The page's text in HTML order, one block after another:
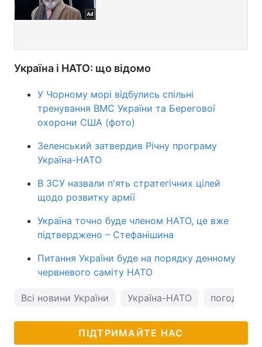
Україна і НАТО: що відомо
У Чорному морі відбулись спільні
тренування ВМС України та Берегової
охорони США (фото)
Зеленський затвердив Річну програму
Україна-НАТО
В ЗСУ назвали п'ять стратегічних цілей
щодо розвитку армії
Україна точно буде членом НАТО, це вже
підтверджено – Стефанішина
Питання України буде на порядку денному
червневого саміту НАТО
Всі новини України Україна-НАТО погода в
ПІДТРИМАЙТЕ НАС